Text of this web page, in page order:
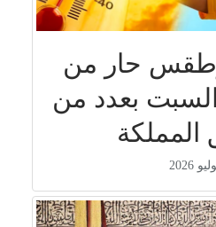
حار من
السبت بعدد من
المملكة